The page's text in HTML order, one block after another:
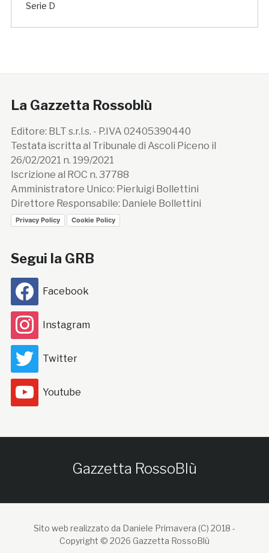
Serie D
La Gazzetta Rossoblù
Editore: BLT s.r.l.s. - P.IVA 02405390440
Testata iscritta al Tribunale di Ascoli Piceno il
26/02/2021 n. 199/2021
Iscrizione al ROC n. 37788
Amministratore Unico: Pierluigi Bollettini
Direttore Responsabile: Daniele Bollettini
Privacy Policy Cookie Policy
Segui la GRB
Facebook
Instagram
Twitter
Youtube
Gazzetta RossoBlù
Sito web realizzato da Daniele Primavera (C) 2018 -
Copyright © 2026 Gazzetta RossoBlù